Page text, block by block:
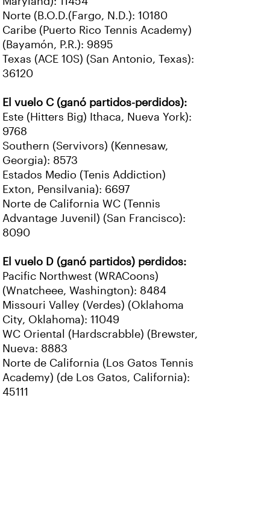
Norte (B.O.D.(Fargo, N.D.): 10180
Caribe (Puerto Rico Tennis Academy)
(Bayamón, P.R.): 9895
Texas (ACE 10S) (San Antonio, Texas):
36120
El vuelo C (ganó partidos-perdidos):
Este (Hitters Big) Ithaca, Nueva York):
9768
Southern (Servivors) (Kennesaw,
Georgia): 8573
Estados Medio (Tenis Addiction)
Exton, Pensilvania): 6697
Norte de California WC (Tennis
Advantage Juvenil) (San Francisco):
8090
El vuelo D (ganó partidos) perdidos:
Pacific Northwest (WRACoons)
(Wnatcheee, Washington): 8484
Missouri Valley (Verdes) (Oklahoma
City, Oklahoma): 11049
WC Oriental (Hardscrabble) (Brewster,
Nueva: 8883
Norte de California (Los Gatos Tennis
Academy) (de Los Gatos, California):
45111